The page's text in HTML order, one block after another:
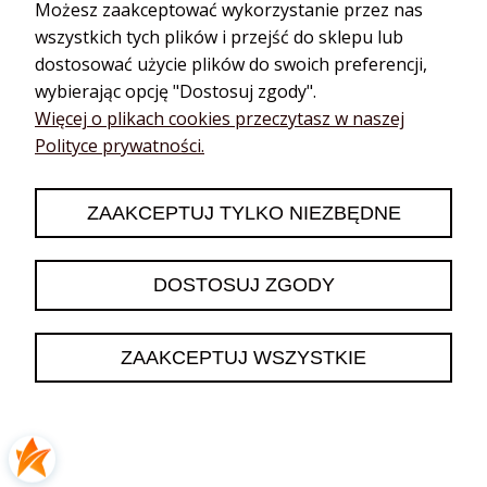
ZAPISZ SIĘ
Możesz zaakceptować wykorzystanie przez nas
wszystkich tych plików i przejść do sklepu lub
dostosować użycie plików do swoich preferencji,
wybierając opcję "Dostosuj zgody".
Więcej o plikach cookies przeczytasz w naszej
Polityce prywatności.
ZAAKCEPTUJ TYLKO NIEZBĘDNE
DOSTOSUJ ZGODY
ZAAKCEPTUJ WSZYSTKIE